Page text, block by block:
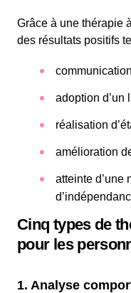
Grâce à une thérapie
des résultats positifs
adoption d’un
réalisation
amélioration
atteinte d’une
Cinq types de
pour les
1. Analyse